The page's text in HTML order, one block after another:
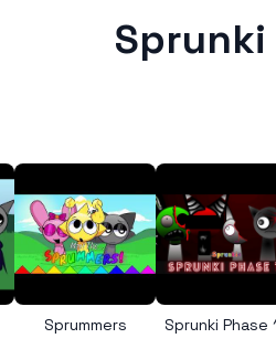
Sprunki
Sprummers Sprunki Phase